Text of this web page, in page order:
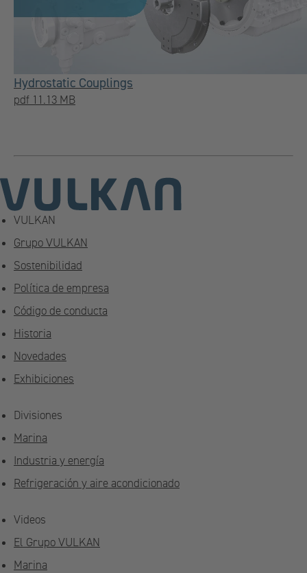
Hydrostatic Couplings
pdf 11.13 MB
VULKAN
Grupo VULKAN
Sostenibilidad
Política de empresa
Código de conducta
Historia
Novedades
Exhibiciones
Divisiones
Marina
Industria y energía
Refrigeración y aire acondicionado
Videos
El Grupo VULKAN
Marina